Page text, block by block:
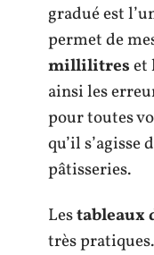
gradué est
permet de
millilitreset
ainsi les
pour toutes
qu’il s’agisse
pâtisseries.
Lestableaux
très